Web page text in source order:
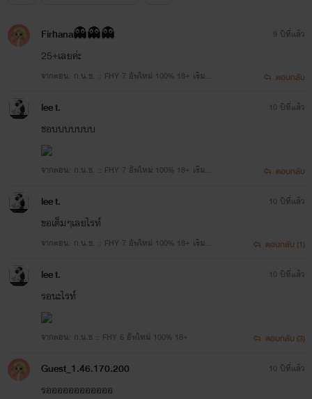
Firhana👻👻👻
25+เลยค่ะ
จากตอน: ก.น.ช. :: FHY 7 อัพใหม่ 100% 18+ เริ่มเร้
9 ปีที่แล้ว
ตอบกลับ
lee t.
ชอบบบบบบบ
จากตอน: ก.น.ช. :: FHY 7 อัพใหม่ 100% 18+ เริ่มเร้
10 ปีที่แล้ว
ตอบกลับ
lee t.
ขอเต็มๆเลยไรท์
จากตอน: ก.น.ช. :: FHY 7 อัพใหม่ 100% 18+ เริ่มเร้
10 ปีที่แล้ว
ตอบกลับ (1)
lee t.
รอนะไรท์
จากตอน: ก.น.ช :: FHY 6 อัพใหม่ 100% 18+
10 ปีที่แล้ว
ตอบกลับ (3)
Guest_1.46.170.200
รออออออออออออ
10 ปีที่แล้ว